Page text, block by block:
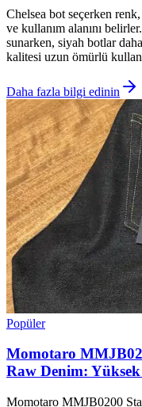
Chelsea bot seçerken
ve kullanım alanını
sunarken, siyah botlar
kalitesi uzun ömürlü
Daha fazla bilgi edinin
Popüler
Momotaro
Raw Denim:
Momotaro MMJB0200